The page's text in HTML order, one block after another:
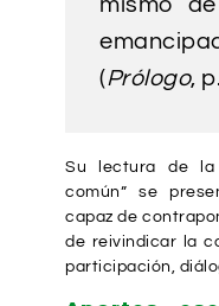
mismo
(Prólogo,
Su lectura de la
común” se
capaz de
de reivindicar la
participación,